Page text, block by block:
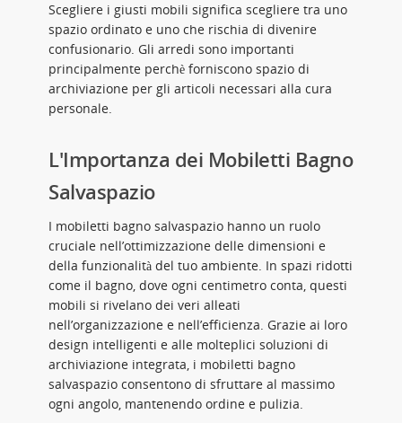
Scegliere i giusti mobili significa scegliere tra uno
spazio ordinato e uno che rischia di divenire
confusionario. Gli arredi sono importanti
principalmente perchè forniscono spazio di
archiviazione per gli articoli necessari alla cura
personale.
L'Importanza dei Mobiletti Bagno
Salvaspazio
I mobiletti bagno salvaspazio hanno un ruolo
cruciale nell’ottimizzazione delle dimensioni e
della funzionalità del tuo ambiente. In spazi ridotti
come il bagno, dove ogni centimetro conta, questi
mobili si rivelano dei veri alleati
nell’organizzazione e nell’efficienza. Grazie ai loro
design intelligenti e alle molteplici soluzioni di
archiviazione integrata, i mobiletti bagno
salvaspazio consentono di sfruttare al massimo
ogni angolo, mantenendo ordine e pulizia.